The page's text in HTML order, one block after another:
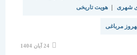
| هویت تاریخی